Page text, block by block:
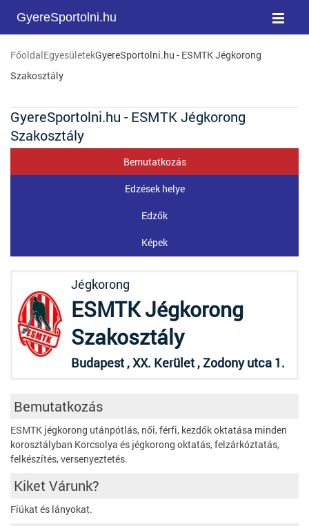
GyereSportolni.hu
FőoldalEgyesületekGyereSportolni.hu - ESMTK Jégkorong
Szakosztály
GyereSportolni.hu - ESMTK Jégkorong
Szakosztály
Bemutatkozás
Edzések helye
Edzők
Képek
Jégkorong
ESMTK Jégkorong
Szakosztály
Budapest , XX. Kerület , Zodony utca 1.
Bemutatkozás
ESMTK jégkorong utánpótlás, női, férfi, kezdők oktatása minden
korosztályban Korcsolya és jégkorong oktatás, felzárkóztatás,
felkészítés, versenyeztetés.
Kiket Várunk?
Fiúkat és lányokat.